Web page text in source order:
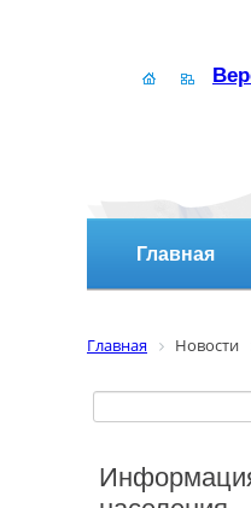
Главная
Главная Новости